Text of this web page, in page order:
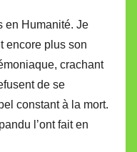
en Humanité. Je
encore plus son
crachant
de se
constant à la mort.
l’ont fait en